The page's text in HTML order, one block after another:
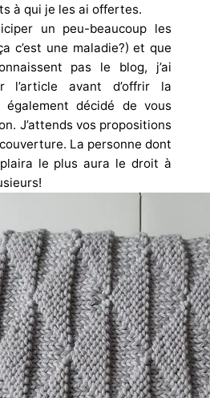
à qui je les ai offertes.
un peu-beaucoup les
c’est une maladie?) et que
pas le blog, j’ai
l’article avant d’offrir la
également décidé de vous
J’attends vos propositions
La personne dont
le plus aura le droit à